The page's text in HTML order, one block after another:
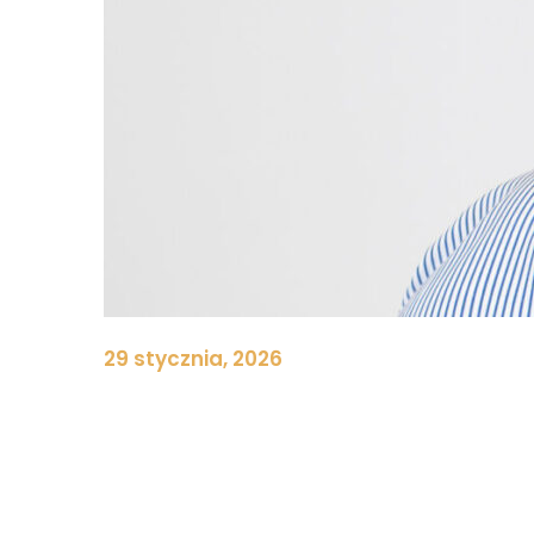
29 stycznia, 2026